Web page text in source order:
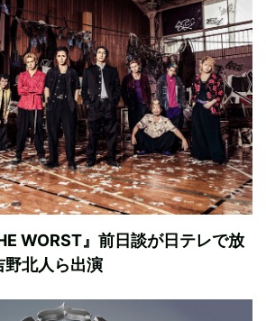
WORST』前日談が日テレで放
北人ら出演